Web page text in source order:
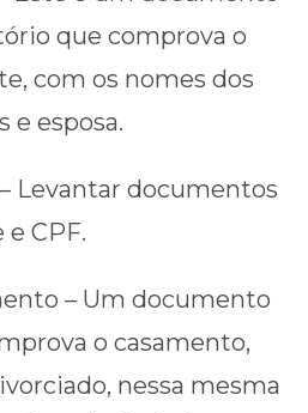
que comprova o
com os nomes dos
e esposa.
Levantar documentos
CPF.
– Um documento
o casamento,
nessa mesma